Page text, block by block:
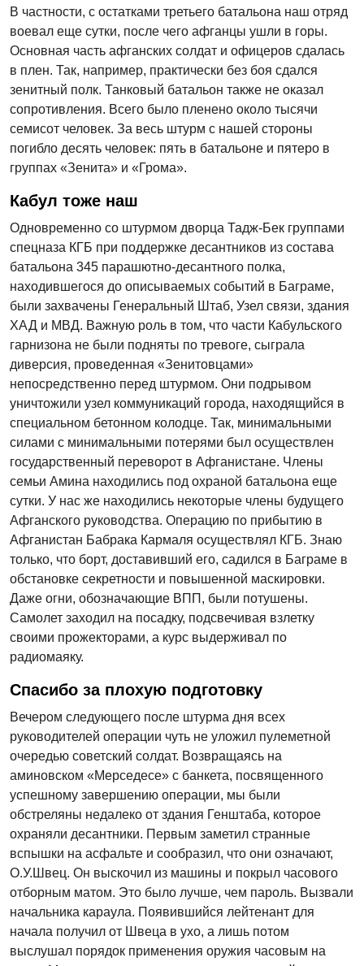
В частности, с остатками третьего батальона наш отряд
воевал еще сутки, после чего афганцы ушли в горы.
Основная часть афганских солдат и офицеров сдалась
в плен. Так, например, практически без боя сдался
зенитный полк. Танковый батальон также не оказал
сопротивления. Всего было пленено около тысячи
семисот человек. За весь штурм с нашей стороны
погибло десять человек: пять в батальоне и пятеро в
группах «Зенита» и «Грома».
Кабул тоже наш
Одновременно со штурмом дворца Тадж-Бек группами
спецназа КГБ при поддержке десантников из состава
батальона 345 парашютно-десантного полка,
находившегося до описываемых событий в Баграме,
были захвачены Генеральный Штаб, Узел связи, здания
ХАД и МВД. Важную роль в том, что части Кабульского
гарнизона не были подняты по тревоге, сыграла
диверсия, проведенная «Зенитовцами»
непосредственно перед штурмом. Они подрывом
уничтожили узел коммуникаций города, находящийся в
специальном бетонном колодце. Так, минимальными
силами с минимальными потерями был осуществлен
государственный переворот в Афганистане. Члены
семьи Амина находились под охраной батальона еще
сутки. У нас же находились некоторые члены будущего
Афганского руководства. Операцию по прибытию в
Афганистан Бабрака Кармаля осуществлял КГБ. Знаю
только, что борт, доставивший его, садился в Баграме в
обстановке секретности и повышенной маскировки.
Даже огни, обозначающие ВПП, были потушены.
Самолет заходил на посадку, подсвечивая взлетку
своими прожекторами, а курс выдерживал по
радиомаяку.
Спасибо за плохую подготовку
Вечером следующего после штурма дня всех
руководителей операции чуть не уложил пулеметной
очередью советский солдат. Возвращаясь на
аминовском «Мерседесе» с банкета, посвященного
успешному завершению операции, мы были
обстреляны недалеко от здания Генштаба, которое
охраняли десантники. Первым заметил странные
вспышки на асфальте и сообразил, что они означают,
О.У.Швец. Он выскочил из машины и покрыл часового
отборным матом. Это было лучше, чем пароль. Вызвали
начальника караула. Появившийся лейтенант для
начала получил от Швеца в ухо, а лишь потом
выслушал порядок применения оружия часовым на